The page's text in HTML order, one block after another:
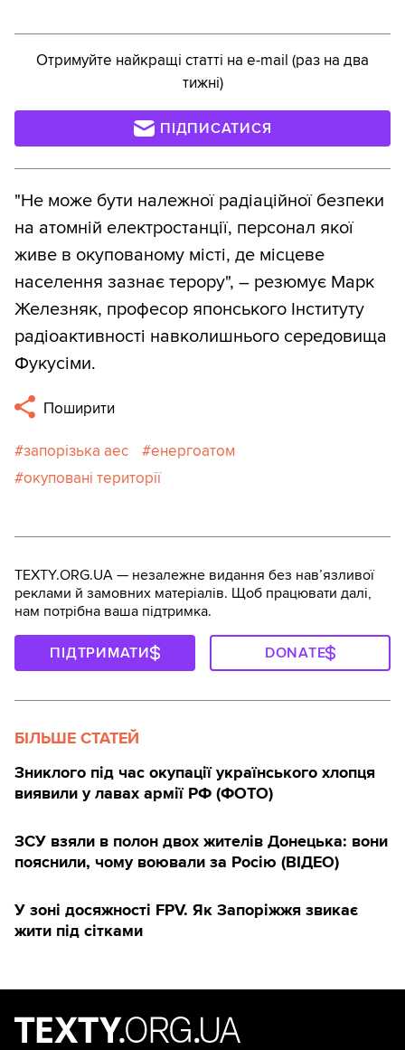
Отримуйте найкращі статті на e-mail (раз на два
тижні)
ПІДПИСАТИСЯ
"Не може бути належної радіаційної безпеки
на атомній електростанції, персонал якої
живе в окупованому місті, де місцеве
населення зазнає терору", – резюмує Марк
Железняк, професор японського Інституту
радіоактивності навколишнього середовища
Фукусіми.
Поширити
запорізька аес
енергоатом
окуповані території
TEXTY.ORG.UA — незалежне видання без навʼязливої
реклами й замовних матеріалів. Щоб працювати далі,
нам потрібна ваша підтримка.
ПІДТРИМАТИ DONATE
БІЛЬШЕ СТАТЕЙ
Зниклого під час окупації українського хлопця
виявили у лавах армії РФ (ФОТО)
ЗСУ взяли в полон двох жителів Донецька: вони
пояснили, чому воювали за Росію (ВІДЕО)
У зоні досяжності FPV. Як Запоріжжя звикає
жити під сітками